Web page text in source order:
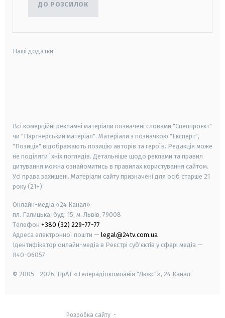
ДО РОЗСИЛОК
Наші додатки:
Всі комерційні рекламні матеріали позначені словами "Спецпроєкт"
чи "Партнерський матеріал". Матеріали з позначкою "Експерт",
"Позиція" відображають позицію авторів та героїв. Редакція може
не поділяти їхніх поглядів. Детальніше щодо реклами та правил
цитування можна ознайомитись в правилах користування сайтом.
Усі права захищені. Матеріали сайту призначені для осіб старше 21
року (21+)
Онлайн-медіа «24 Канал»
пл. Галицька, буд. 15, м. Львів, 79008
Телефон +380 (32) 229-77-77
Адреса електронної пошти — legal@24tv.com.ua
Ідентифікатор онлайн-медіа в Реєстрі суб'єктів у сфері медіа —
R40-06057
© 2005—2026, ПрАТ «Телерадіокомпанія "Люкс"», 24 Канал.
Розробка сайту-